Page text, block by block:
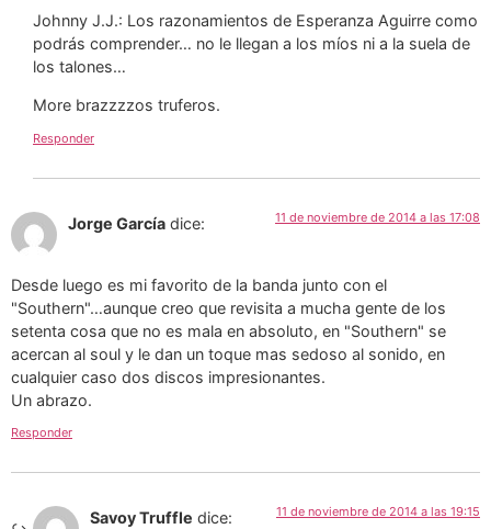
Johnny J.J.: Los razonamientos de Esperanza Aguirre como
podrás comprender… no le llegan a los míos ni a la suela de
los talones…
More brazzzzos truferos.
Responder
Jorge García dice: 11 de noviembre de 2014 a las 17:08
Desde luego es mi favorito de la banda junto con el
"Southern"…aunque creo que revisita a mucha gente de los
setenta cosa que no es mala en absoluto, en "Southern" se
acercan al soul y le dan un toque mas sedoso al sonido, en
cualquier caso dos discos impresionantes.
Un abrazo.
Responder
Savoy Truffle dice: 11 de noviembre de 2014 a las 19:15